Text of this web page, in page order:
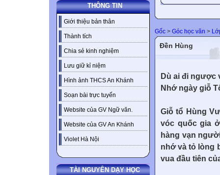
THÔNG TIN
Giới thiệu bản thân
Thành tích
Chia sẻ kinh nghiệm
Lưu giữ kỉ niệm
Hình ảnh THCS An Khánh
Soạn bài trực tuyến
Website của GV Ngữ văn.
Website của GV An Khánh
Violet Hà Nội
TÀI NGUYÊN DẠY HỌC
Gốc > Góc học văn >
Đền Hùng
Dù ai đi ngược
Nhớ ngày giỗ
Giỗ tổ Hùng
vóc quốc gia
hàng vạn
nhớ và tỏ lòng
vua đầu tiên